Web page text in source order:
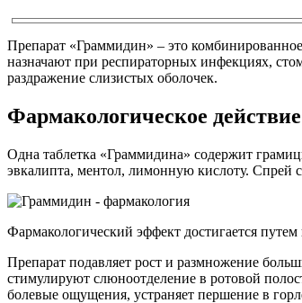
Препарат «Граммидин» – это
назначают при респираторных инфекциях,
раздражение слизистых оболочек.
Фармакологическое
Одна таблетка «Граммидина» содержит
эвкалипта, ментол, лимонную кислоту. Спрей
Фармакологический эффект достигается
Препарат подавляет рост и размножение
стимулируют слюноотделение в ротовой
болевые ощущения, устраняет першение в